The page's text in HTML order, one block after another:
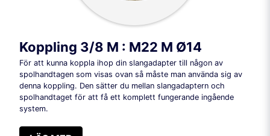
Koppling 3/8 M : M22 M Ø14
För att kunna koppla ihop din slangadapter till någon av
spolhandtagen som visas ovan så måste man använda sig av
denna koppling. Den sätter du mellan slangadaptern och
spolhandtaget för att få ett komplett fungerande ingående
system.